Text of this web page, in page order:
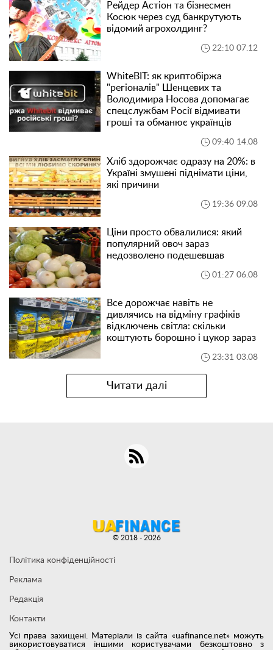
Рейдер Астіон та бізнесмен
Косюк через суд банкрутують
відомий агрохолдинг?
22:10 07.12
WhiteBIT: як криптобіржа
"регіоналів" Шенцевих та
Володимира Носова допомагає
спецслужбам Росії відмивати
гроші та обманює українців
09:40 14.08
Хліб здорожчає одразу на 20%: в
Україні змушені піднімати ціни,
які причини
19:36 09.08
Ціни просто обвалилися: який
популярний овоч зараз
недозволено подешевшав
01:27 06.08
Все дорожчає навіть не
дивлячись на відміну графіків
відключень світла: скільки
коштують борошно і цукор зараз
23:31 03.08
Читати далі
Усі права захищені. Матеріали із сайта «uafinance.net» можуть
використовуватися іншими користувачами безкоштовно з
Політика конфіденційності
Реклама
Редакція
Контакти
© 2018 - 2026